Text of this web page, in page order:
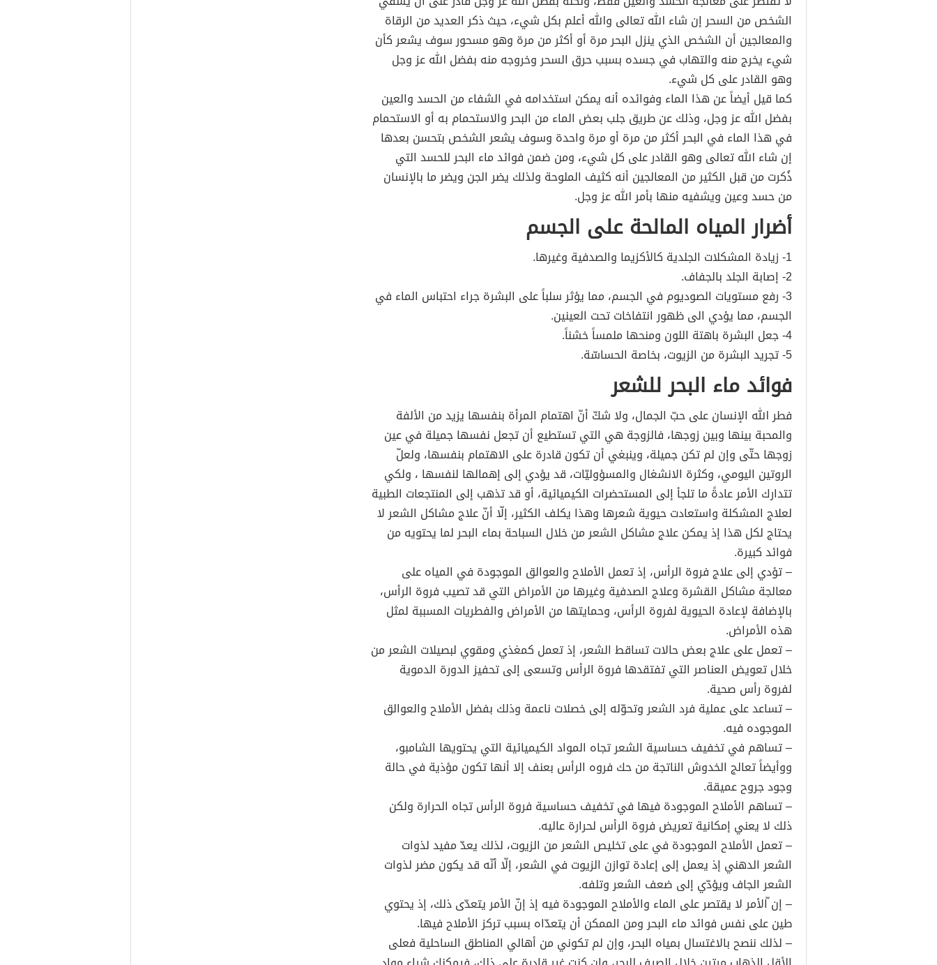
الشخص من السحر إن شاء الله تعالى والله أعلم بكل شيء، حيث ذكر العديد من الرقاة
والمعالجين أن الشخص الذي ينزل البحر مرة أو أكثر من مرة وهو مسحور سوف يشعر كأن
شيء يخرج منه والتهاب في جسده بسبب حرق السحر وخروجه منه بفضل الله عز وجل
وهو القادر على كل شيء.
كما قيل أيضاً عن هذا الماء وفوائده أنه يمكن استخدامه في الشفاء من الحسد والعين
بفضل الله عز وجل، وذلك عن طريق جلب بعض الماء من البحر والاستحمام به أو الاستحمام
في هذا الماء في البحر أكثر من مرة أو مرة واحدة وسوف يشعر الشخص بتحسن بعدها
إن شاء الله تعالى وهو القادر على كل شيء، ومن ضمن فوائد ماء البحر للحسد التي
ذُكرت من قبل الكثير من المعالجين أنه كثيف الملوحة ولذلك يضر الجن ويضر ما بالإنسان
من حسد وعين ويشفيه منها بأمر الله عز وجل.
أضرار المياه المالحة على الجسم
1- زيادة المشكلات الجلدية كالأكزيما والصدفية وغيرها.
2- إصابة الجلد بالجفاف.
3- رفع مستويات الصوديوم في الجسم، مما يؤثر سلباً على البشرة جراء احتباس الماء في
الجسم، مما يؤدي الى ظهور انتفاخات تحت العينين.
4- جعل البشرة باهتة اللون ومنحها ملمساً خشناً.
5- تجريد البشرة من الزيوت، بخاصة الحساسّة.
فوائد ماء البحر للشعر
فطر الله الإنسان على حبّ الجمال، ولا شكّ أنّ اهتمام المرأة بنفسها يزيد من الألفة
والمحبة بينها وبين زوجها، فالزوجة هي التي تستطيع أن تجعل نفسها جميلة في عين
زوجها حتّى وإن لم تكن جميلة، وينبغي أن تكون قادرة على الاهتمام بنفسها، ولعلّ
الروتين اليومي، وكثرة الانشغال والمسؤوليّات، قد يؤدي إلى إهمالها لنفسها ، ولكي
تتدارك الأمر عادةً ما تلجأ إلى المستحضرات الكيميائية، أو قد تذهب إلى المنتجعات الطبية
لعلاج المشكلة واستعادت حيوية شعرها وهذا يكلف الكثير، إلّا أنّ علاج مشاكل الشعر لا
يحتاج لكل هذا إذ يمكن علاج مشاكل الشعر من خلال السباحة بماء البحر لما يحتويه من
فوائد كبيرة.
– تؤدي إلى علاج فروة الرأس، إذ تعمل الأملاح والعوالق الموجودة في المياه على
معالجة مشاكل القشرة وعلاج الصدفية وغيرها من الأمراض التي قد تصيب فروة الرأس،
بالإضافة لإعادة الحيوية لفروة الرأس، وحمايتها من الأمراض والفطريات المسببة لمثل
هذه الأمراض.
– تعمل على علاج بعض حالات تساقط الشعر، إذ تعمل كمغذي ومقوي لبصيلات الشعر من
خلال تعويض العناصر التي تفتقدها فروة الرأس وتسعى إلى تحفيز الدورة الدموية
لفروة رأس صحية.
– تساعد على عملية فرد الشعر وتحوّله إلى خصلات ناعمة وذلك بفضل الأملاح والعوالق
الموجوده فيه.
– تساهم في تخفيف حساسية الشعر تجاه المواد الكيميائية التي يحتويها الشامبو،
ووأيضاً تعالج الخدوش الناتجة من حك فروه الرأس بعنف إلا أنها تكون مؤذية في حالة
وجود جروح عميقة.
– تساهم الأملاح الموجودة فيها في تخفيف حساسية فروة الرأس تجاه الحرارة ولكن
ذلك لا يعني إمكانية تعريض فروة الرأس لحرارة عاليه.
– تعمل الأملاح الموجودة في على تخليص الشعر من الزيوت، لذلك يعدّ مفيد لذوات
الشعر الدهني إذ يعمل إلى إعادة توازن الزيوت في الشعر، إلّا أنّه قد يكون مضر لذوات
الشعر الجاف ويؤدّي إلى ضعف الشعر وتلفه.
– إن ّالأمر لا يقتصر على الماء والأملاح الموجودة فيه إذ إنّ الأمر يتعدّى ذلك، إذ يحتوي
طين على نفس فوائد ماء البحر ومن الممكن أن يتعدّاه بسبب تركز الأملاح فيها.
– لذلك ننصح بالاغتسال بمياه البحر، وإن لم تكوني من أهالي المناطق الساحلية فعلى